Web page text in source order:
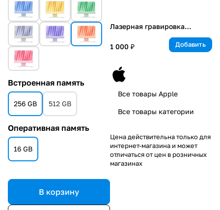
Встроенная память
256 GB 512 GB
Оперативная память
16 GB
В корзину
Лазерная гравировка
1 000 ₽
Добавить
Все товары Apple
Все товары категории
Цена действительна только для
интернет-магазина и может
отличаться от цен в розничных
магазинах